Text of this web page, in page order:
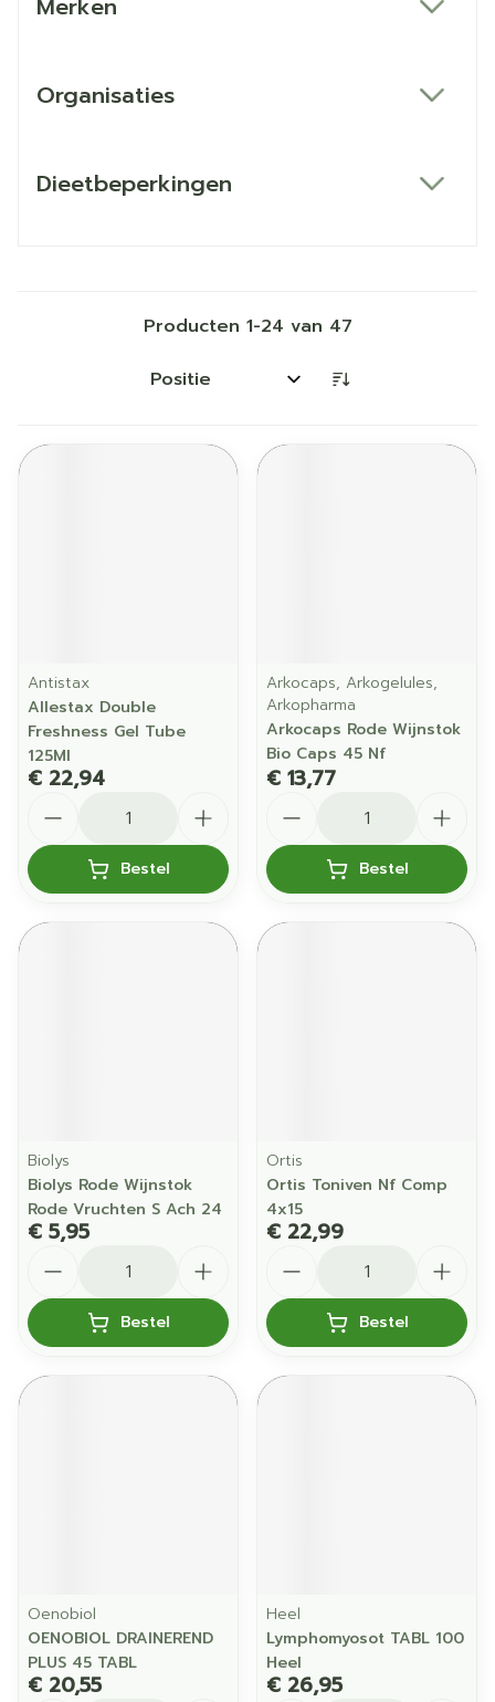
Merken
Organisaties
Dieetbeperkingen
Producten 1-24 van 47
Sorteer op:
Antistax
Allestax Double
Freshness Gel Tube
125Ml
€ 22,94
Bestel
Arkocaps, Arkogelules,
Arkopharma
Arkocaps Rode Wijnstok
Bio Caps 45 Nf
€ 13,77
Bestel
Biolys
Biolys Rode Wijnstok
Rode Vruchten S Ach 24
€ 5,95
Bestel
Ortis
Ortis Toniven Nf Comp
4x15
€ 22,99
Bestel
Oenobiol
OENOBIOL DRAINEREND
PLUS 45 TABL
€ 20,55
Heel
Lymphomyosot TABL 100
Heel
€ 26,95